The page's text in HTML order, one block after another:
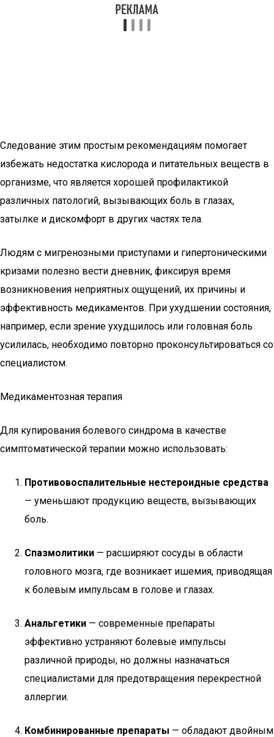
Следование этим простым рекомендациям помогает
избежать недостатка кислорода и питательных веществ в
организме, что является хорошей профилактикой
различных патологий, вызывающих боль в глазах,
затылке и дискомфорт в других частях тела.
Людям с мигренозными приступами и гипертоническими
кризами полезно вести дневник, фиксируя время
возникновения неприятных ощущений, их причины и
эффективность медикаментов. При ухудшении состояния,
например, если зрение ухудшилось или головная боль
усилилась, необходимо повторно проконсультироваться со
специалистом.
Медикаментозная терапия
Для купирования болевого синдрома в качестве
симптоматической терапии можно использовать:
Противовоспалительные нестероидные средства
— уменьшают продукцию веществ, вызывающих
боль.
Спазмолитики — расширяют сосуды в области
головного мозга, где возникает ишемия, приводящая
к болевым импульсам в голове и глазах.
Анальгетики — современные препараты
эффективно устраняют болевые импульсы
различной природы, но должны назначаться
специалистами для предотвращения перекрестной
аллергии.
Комбинированные препараты — обладают двойным